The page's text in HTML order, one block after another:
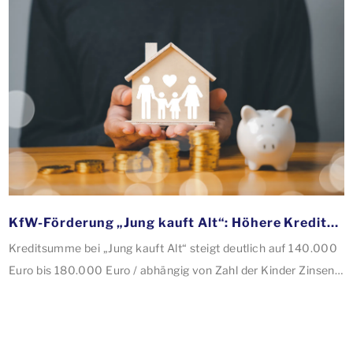
KfW-Förderung „Jung kauft Alt“: Höhere Kredite ab August 2026
Kreditsumme bei „Jung kauft Alt“ steigt deutlich auf 140.000
Euro bis 180.000 Euro / abhängig von Zahl der Kinder Zinsen